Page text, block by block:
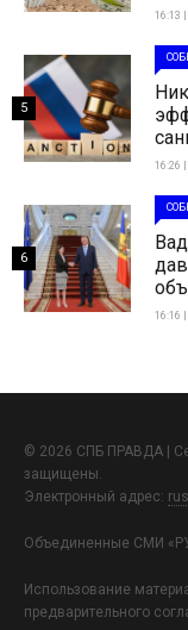
16:13 |
16:26 |
5
16:16 |
6
© 2026 СПБ ПРАВДА |
защищены.
Электронный адрес:
Объединенные СМИ
Использование
предварительного